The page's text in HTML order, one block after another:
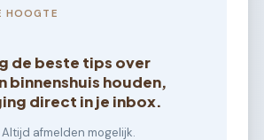
HOOGTE
de beste tips over
binnenshuis houden,
direct in je inbox.
afmelden mogelijk.